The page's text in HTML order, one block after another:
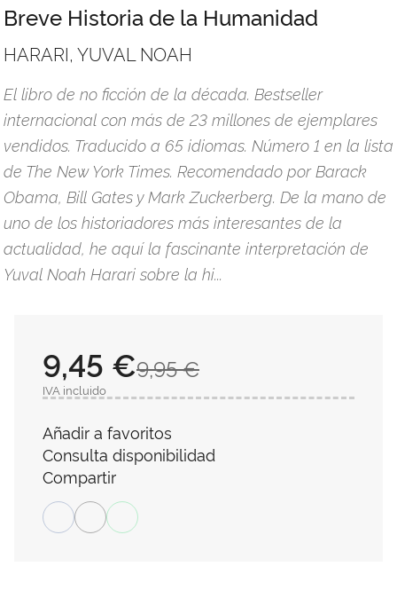
Breve Historia de la Humanidad
HARARI, YUVAL NOAH
El libro de no ficción de la década. Bestseller
internacional con más de 23 millones de ejemplares
vendidos. Traducido a 65 idiomas. Número 1 en la lista
de The New York Times. Recomendado por Barack
Obama, Bill Gates y Mark Zuckerberg. De la mano de
uno de los historiadores más interesantes de la
actualidad, he aquí la fascinante interpretación de
Yuval Noah Harari sobre la hi...
9,95 €
9,45 €
IVA incluido
Añadir a favoritos
Consulta disponibilidad
Compartir